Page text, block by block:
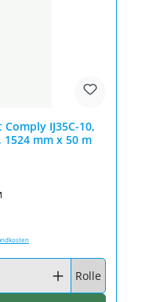
IJ35C-10,
1524 mm x 50 m
ein oder benutze die
Rolle